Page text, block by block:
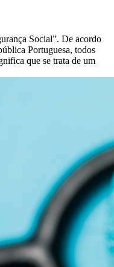
Social”. De acordo
Portuguesa, todos
que se trata de um